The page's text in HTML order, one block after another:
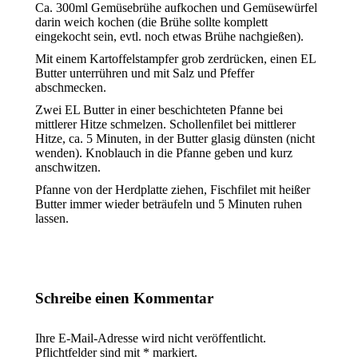
Ca. 300ml Gemüsebrühe aufkochen und Gemüsewürfel
darin weich kochen (die Brühe sollte komplett
eingekocht sein, evtl. noch etwas Brühe nachgießen).
Mit einem Kartoffelstampfer grob zerdrücken, einen EL
Butter unterrühren und mit Salz und Pfeffer
abschmecken.
Zwei EL Butter in einer beschichteten Pfanne bei
mittlerer Hitze schmelzen. Schollenfilet bei mittlerer
Hitze, ca. 5 Minuten, in der Butter glasig dünsten (nicht
wenden). Knoblauch in die Pfanne geben und kurz
anschwitzen.
Pfanne von der Herdplatte ziehen, Fischfilet mit heißer
Butter immer wieder beträufeln und 5 Minuten ruhen
lassen.
Schreibe einen Kommentar
Ihre E-Mail-Adresse wird nicht veröffentlicht.
Pflichtfelder sind mit * markiert.